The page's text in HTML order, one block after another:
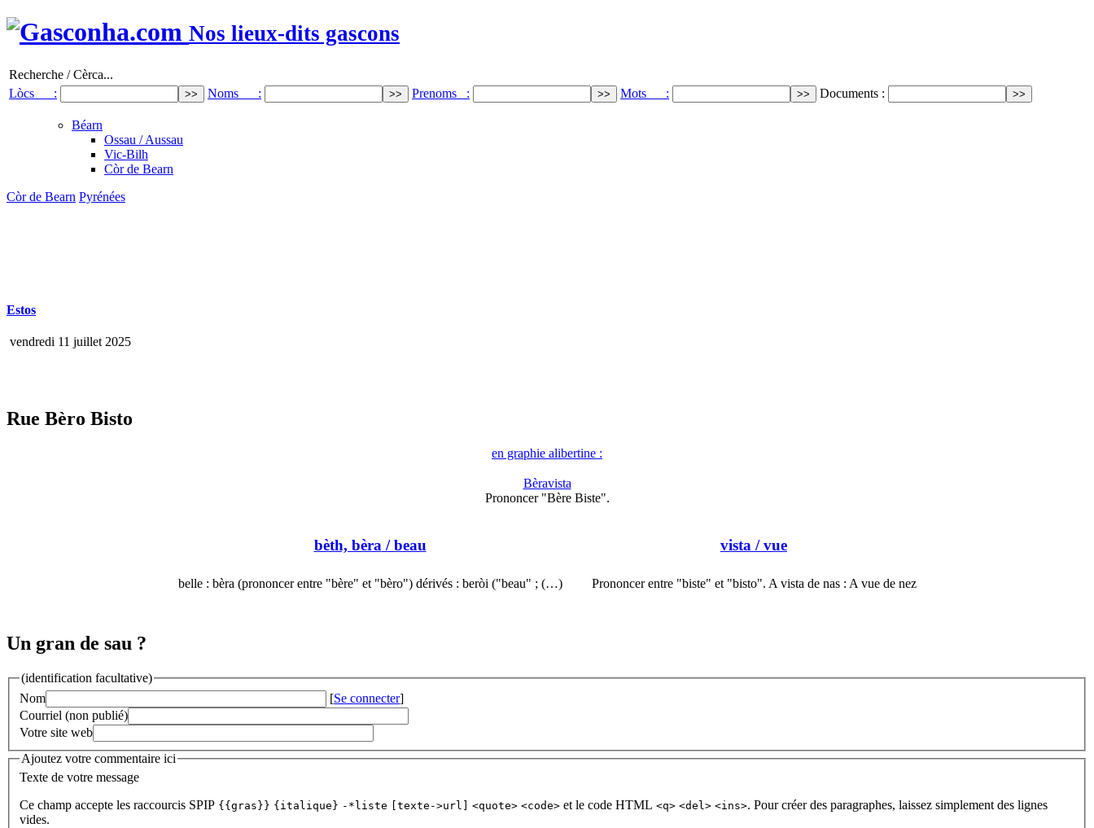
Nos lieux-dits gascons
Recherche / Cèrca...
Lòcs :
Noms : Prenoms : Mots : Documents :
Béarn
Ossau / Aussau
Vic-Bilh
Còr de Bearn
Còr de Bearn Pyrénées
Estos
vendredi 11 juillet 2025
Rue Bèro Bisto
en graphie alibertine :
Bèravista
Prononcer "Bère Biste".
bèth, bèra / beau
belle : bèra (prononcer entre "bère" et "bèro") dérivés : beròi ("beau" ; (…)
vista / vue
Prononcer entre "biste" et "bisto". A vista de nas : A vue de nez
Un gran de sau ?
(identification facultative)
Nom
[Se connecter]
Courriel (non publié)
Votre site web
Ajoutez votre commentaire ici
Texte de votre message
Ce champ accepte les raccourcis SPIP {{gras}} {italique} -*liste [texte->url] <quote> <code> et le code HTML <q> <del> <ins>. Pour créer des paragraphes, laissez simplement des lignes
vides.